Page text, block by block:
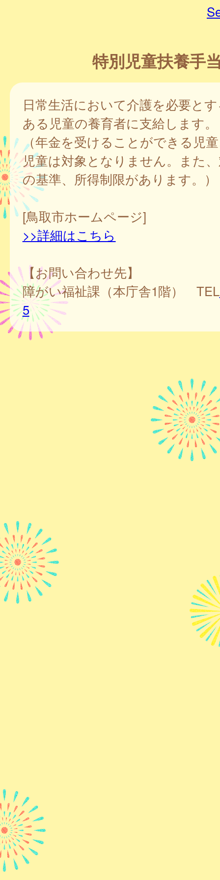
特別児童扶養手
日常生活において介護を必要と
ある児童の養育者に支給します。
（年金を受けることができる児
児童は対象となりません。また
の基準、所得制限があります。）
[鳥取市ホームページ]
>>詳細はこちら
【お問い合わせ先】
障がい福祉課（本庁舎1階） TEL
5